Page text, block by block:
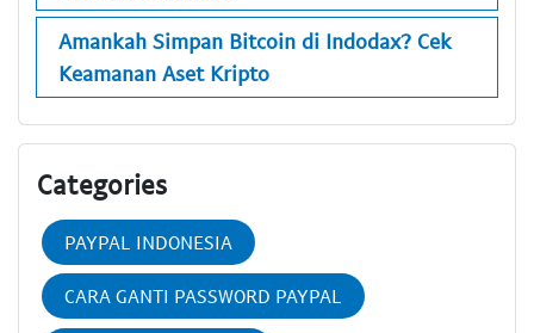
Amankah Simpan Bitcoin di Indodax? Cek
Keamanan Aset Kripto
Categories
PAYPAL INDONESIA
CARA GANTI PASSWORD PAYPAL